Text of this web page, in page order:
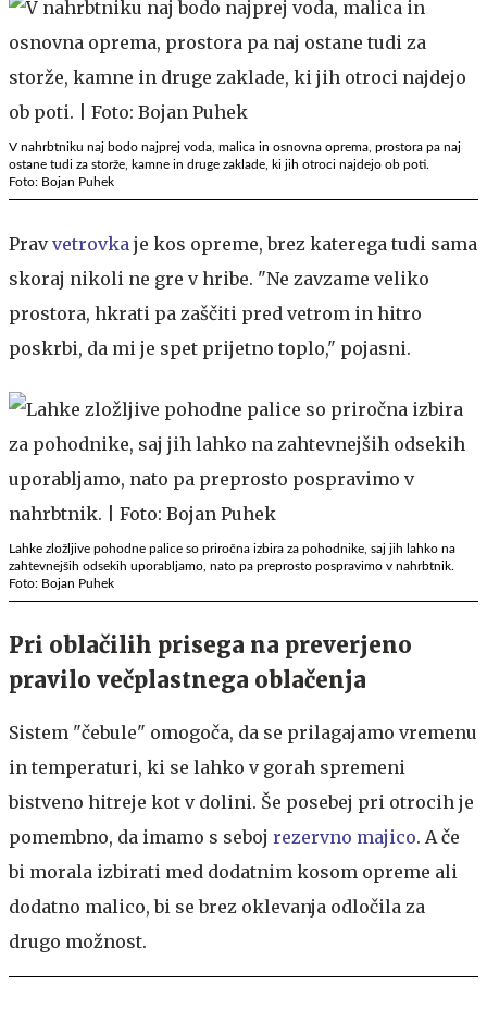
V nahrbtniku naj bodo najprej voda, malica in osnovna oprema, prostora pa naj
ostane tudi za storže, kamne in druge zaklade, ki jih otroci najdejo ob poti.
Foto: Bojan Puhek
Pravvetrovka je kos opreme, brez katerega tudi sama
skoraj nikoli ne gre v hribe. "Ne zavzame veliko
prostora, hkrati pa zaščiti pred vetrom in hitro
poskrbi, da mi je spet prijetno toplo," pojasni.
Lahke zložljive pohodne palice so priročna izbira za pohodnike, saj jih lahko na
zahtevnejših odsekih uporabljamo, nato pa preprosto pospravimo v nahrbtnik.
Foto: Bojan Puhek
Pri oblačilih prisega na preverjeno
pravilo večplastnega oblačenja
Sistem "čebule" omogoča, da se prilagajamo vremenu
in temperaturi, ki se lahko v gorah spremeni
bistveno hitreje kot v dolini. Še posebej pri otrocih je
pomembno, da imamo s seboj rezervno majico. A če
bi morala izbirati med dodatnim kosom opreme ali
dodatno malico, bi se brez oklevanja odločila za
drugo možnost.